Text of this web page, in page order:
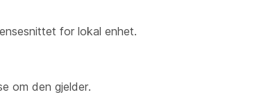
for lokal enhet.
om den gjelder.